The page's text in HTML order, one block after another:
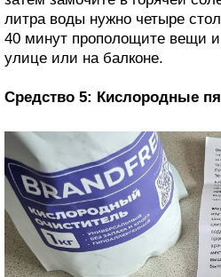
литра воды нужно четыре
40 минут прополощите вещи
улице или на балконе.
Средство 5: Кислородные